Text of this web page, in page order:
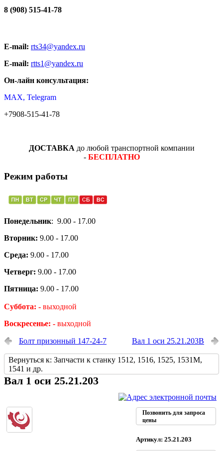
8 (908) 515-41-78
E-mail: rts34@yandex.ru
E-mail: rtts1@yandex.ru
Он-лайн консультация:
MAX, Telegram
+7908-515-41-78
ДОСТАВКА до любой транспортной компании
- БЕСПЛАТНО
Режим работы
Понедельник: 9.00 - 17.00
Вторник: 9.00 - 17.00
Среда: 9.00 - 17.00
Четверг: 9.00 - 17.00
Пятница: 9.00 - 17.00
Суббота: - выходной
Воскресенье: - выходной
Болт призонный 147-24-7 Вал 1 оси 25.21.203В
Вернуться к: Запчасти к станку 1512, 1516, 1525, 1531М,
1541 и др.
Вал 1 оси 25.21.203
Позвонить для запроса
цены
Артикул: 25.21.203